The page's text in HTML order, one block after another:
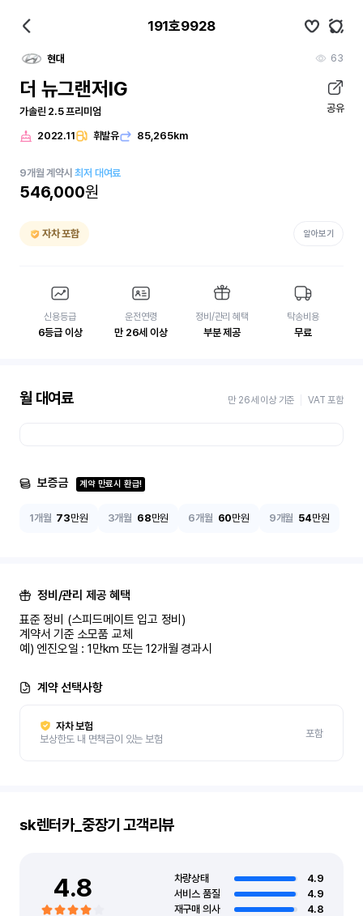
191호9928
현대 63
더 뉴그랜저IG
가솔린 2.5 프리미엄 공유
2022.11 휘발유 85,265km
9개월 계약시최저 대여료
546,000원
자차 포함 알아보기
신용등급
6등급 이상
운전연령
만 26세 이상
정비/관리 혜택
부분 제공
탁송비용
무료
월 대여료 만 26세 이상 기준 VAT 포함
보증금 계약 만료시 환급!
1개월 73만원 3개월 68만원 6개월 60만원 9개월 54만원
정비/관리 제공 혜택
표준 정비 (스피드메이트 입고 정비)
계약서 기준 소모품 교체
예) 엔진오일 : 1만km 또는 12개월 경과시
계약 선택사항
자차 보험
보상한도 내 면책금이 있는 보험
포함
sk렌터카_중장기 고객리뷰
4.8 차량상태
4.9
서비스 품질
4.9
재구매 의사
4.8